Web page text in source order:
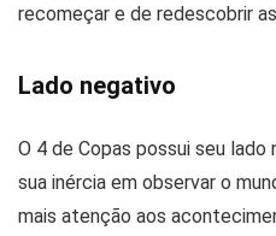
recomeçar e de redescobrir
Lado negativo
O 4 de Copas possui seu
sua inércia em observar o
mais atenção aos